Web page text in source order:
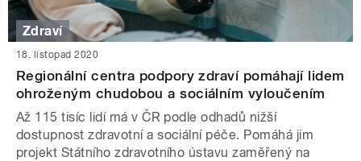
Zdraví
18. listopad 2020
Regionální centra podpory zdraví pomáhají lidem
ohroženým chudobou a sociálním vyloučením
Až 115 tisíc lidí má v ČR podle odhadů nižší
dostupnost zdravotní a sociální péče. Pomáhá jim
projekt Státního zdravotního ústavu zaměřený na